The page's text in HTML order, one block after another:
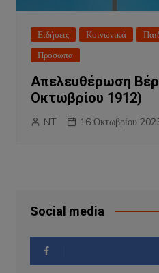
Ειδήσεις Κοινωνικά
Πρόσωπα
Απελευθέρωση
Οκτωβρίου 1912)
NT 16 Οκτωβρίου
Social media